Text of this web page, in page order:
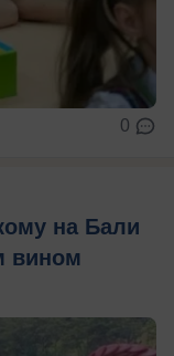
0
на Бали
вином